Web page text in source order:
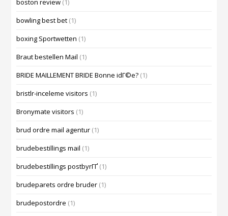
boston review (1)
bowling best bet (1)
boxing Sportwetten (1)
Braut bestellen Mail (1)
BRIDE MAILLEMENT BRIDE Bonne idГ©e? (1)
bristlr-inceleme visitors (1)
Bronymate visitors (1)
brud ordre mail agentur (1)
brudebestillings mail (1)
brudebestillings postbyrГҐ (1)
brudeparets ordre bruder (1)
brudepostordre (1)